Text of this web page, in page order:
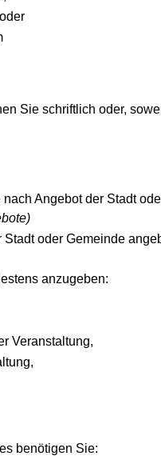
Sie schriftlich oder,
Angebot der Stadt
oder Gemeinde
anzugeben:
Veranstaltung,
benötigen Sie: